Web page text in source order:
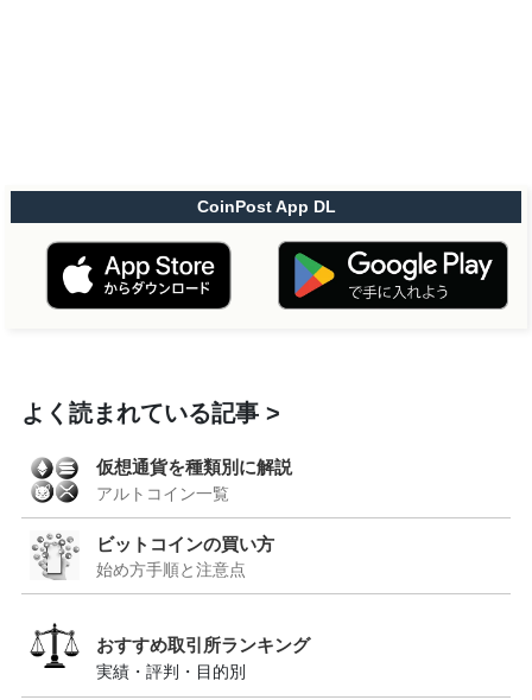
CoinPost App DL
よく読まれている記事
仮想通貨を種類別に解説
アルトコイン一覧
ビットコインの買い方
始め方手順と注意点
おすすめ取引所ランキング
実績・評判・目的別